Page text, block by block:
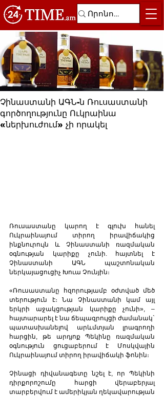
Չինաստանի ԱԳՆ-ն Ռուսաստանի
գործողությունը Ուկրաինա
«ներխուժում» չի որակել
Ռուսաստանը կարող է գլուխ հանել
Ուկրաինայում տիրող իրավիճակից
ինքնուրույն և Չինաստանի ռազմական
օգնության կարիքը չունի. հայտնել է
Չինաստանի ԱԳՆ պաշտոնական
ներկայացուցիչ Խուա Չունյին։
«Ռուսաստանը հզորությամբ օժտված մեծ
տերություն է։ Նա Չինաստանի կամ այլ
երկրի աջակցության կարիքը չունի», –
հայտարարել է նա ճեպազրույցի ժամանակ`
պատասխանելով արևմտյան լրագրողի
հարցին, թե արդյոք Պեկինը ռազմական
օգնություն ցուցաբերում է Մոսկվային
Ուկրաինայում տիրող իրավիճակի ֆոնին։
Չինացի դիվանագետը նշել է, որ Պեկինի
դիրքորոշումը հարցի վերաբերյալ
տարբերվում է ամերիկյան ղեկավարության